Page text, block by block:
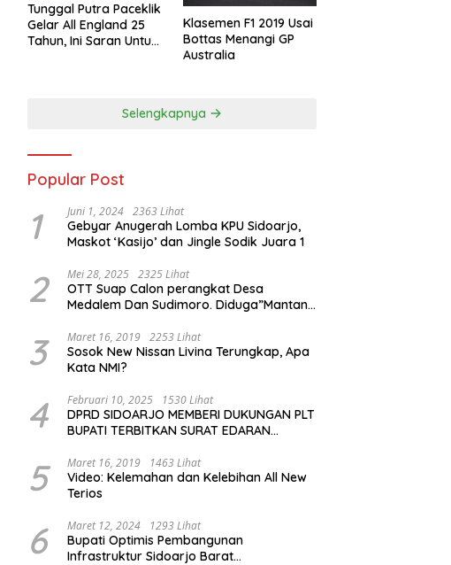
Tunggal Putra Paceklik
Gelar All England 25
Tahun, Ini Saran Untuk
Klasemen F1 2019 Usai
Bottas Menangi GP
Australia
Selengkapnya
Popular Post
1 Juni 1, 2024 2363 Lihat
Gebyar Anugerah Lomba KPU Sidoarjo,
Maskot ‘Kasijo’ dan Jingle Sodik Juara 1
2 Mei 28, 2025 2325 Lihat
OTT Suap Calon perangkat Desa
Medalem Dan Sudimoro. Diduga”Mantan
3 Maret 16, 2019 2253 Lihat
Sosok New Nissan Livina Terungkap, Apa
Kata NMI?
4 Februari 10, 2025 1530 Lihat
DPRD SIDOARJO MEMBERI DUKUNGAN PLT
BUPATI TERBITKAN SURAT EDARAN
(ODL) TK, PAUD, SD, SMP/MTS KELUAR
KOTA
5 Maret 16, 2019 1463 Lihat
Video: Kelemahan dan Kelebihan All New
Terios
6 Maret 12, 2024 1293 Lihat
Bupati Optimis Pembangunan
Infrastruktur Sidoarjo Barat